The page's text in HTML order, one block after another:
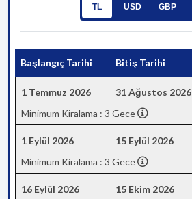
TL USD GBP
Başlangıç Tarihi Bitiş Tarihi
1 Temmuz 2026 31 Ağustos 2026
Minimum Kiralama : 3 Gece
1 Eylül 2026 15 Eylül 2026
Minimum Kiralama : 3 Gece
16 Eylül 2026 15 Ekim 2026